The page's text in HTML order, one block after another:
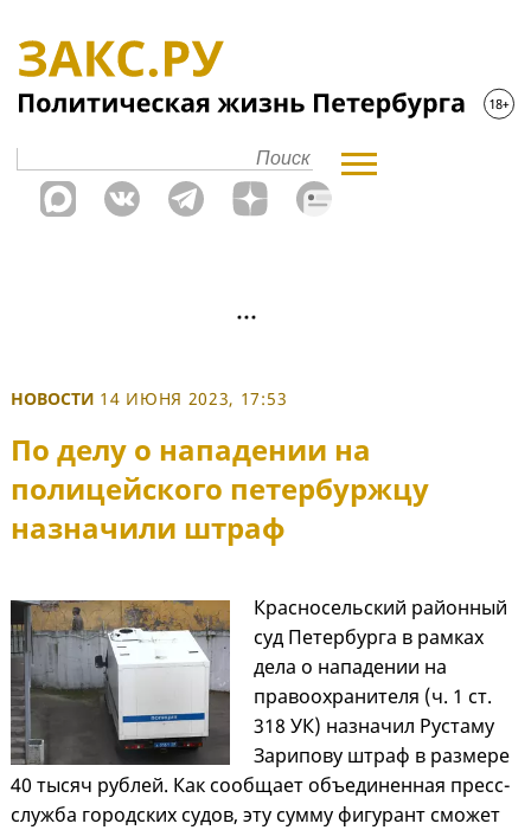
НОВОСТИ 14 ИЮНЯ 2023, 17:53
По делу о нападении на
полицейского петербуржцу
назначили штраф
Красносельский районный
суд Петербурга в рамках
дела о нападении на
правоохранителя (ч. 1 ст.
318 УК) назначил Рустаму
Зарипову штраф в размере
40 тысяч рублей. Как сообщает объединенная пресс-
служба городских судов, эту сумму фигурант сможет